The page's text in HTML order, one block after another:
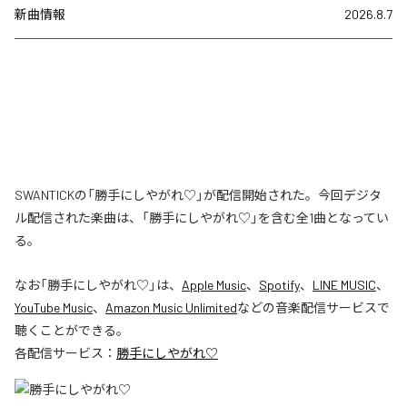
新曲情報 2026.8.7
SWANTICKの「勝手にしやがれ♡」が配信開始された。今回デジタ
ル配信された楽曲は、「勝手にしやがれ♡」を含む全1曲となってい
る。
なお「勝手にしやがれ♡ 」は、 Apple Music、 Spotify、 LINE MUSIC、
YouTube Music、 Amazon Music Unlimitedなどの音楽配信サービスで
聴くことができる。
各配信サービス： 勝手にしやがれ♡